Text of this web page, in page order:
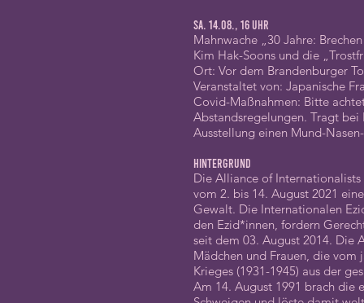
Sa. 14.08., 16 Uhr
Mahnwache „30 Jahre:
Kim Hak-Soons und die
Ort: Vor dem Brandenburger
Veranstaltet von: Japanische
Covid-Maßnahmen: Bitte
Abstandsregelungen. Tragt bei
Ausstellung einen Mund-
Hintergrund
Die Alliance of
vom 2. bis 14. August 2021
Gewalt. Die Internationalen
den Ezid*innen, fordern
seit dem 03. August 2014. Die
Mädchen und Frauen, die vom
Krieges (1931-1945) aus der
Am 14. August 1991 brach die